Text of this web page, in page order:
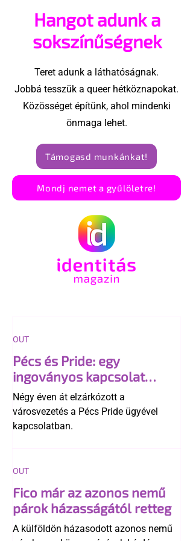
megvalósításában
Hangot adunk a
sokszínűségnek
Teret adunk a láthatóságnak.
Jobbá tesszük a queer hétköznapokat.
Közösséget építünk, ahol mindenki
önmaga lehet.
Támogasd munkánkat!
Mondj nemet a gyűlöletre!
Pécs és Pride: egy
ingoványos kapcsolat
története
Négy éven át elzárkózott a
városvezetés a Pécs Pride ügyével
kapcsolatban.
OUT
Fico már az azonos nemű
párok házasságától retteg
A külföldön házasodott azonos nemű
OUT